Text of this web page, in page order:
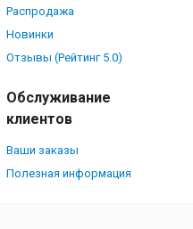
Распродажа
Новинки
Отзывы (Рейтинг 5.0)
Обслуживание
клиентов
Ваши заказы
Полезная информация